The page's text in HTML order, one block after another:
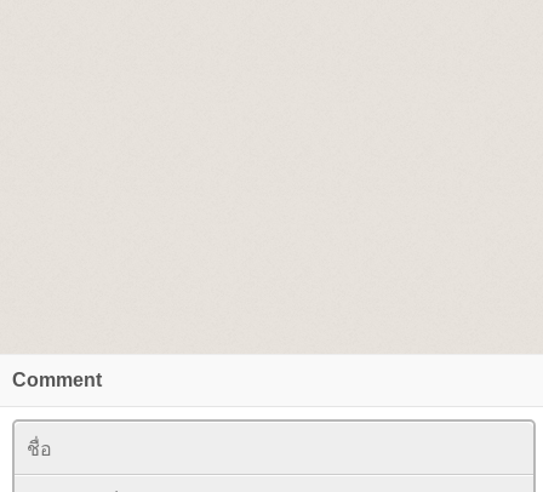
Comment